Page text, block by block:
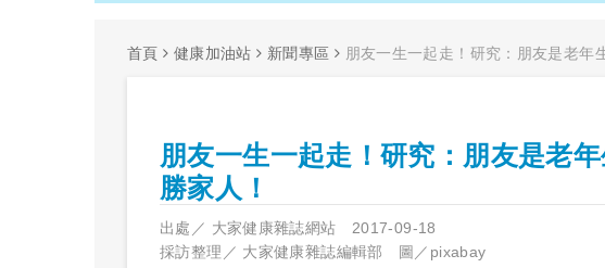
首頁 健康加油站 新聞專區 朋友一生一起走！研究：朋友是老年
朋友一生一起走！研究：朋友是老
勝家人！
出處／ 大家健康雜誌網站 2017-09-18
採訪整理／ 大家健康雜誌編輯部 圖／pixabay